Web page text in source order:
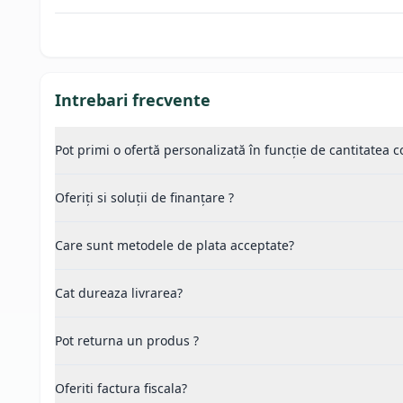
Intrebari frecvente
Pot primi o ofertă personalizată în funcție de cantitatea
Oferiți si soluții de finanțare ?
Care sunt metodele de plata acceptate?
Cat dureaza livrarea?
Pot returna un produs ?
Oferiti factura fiscala?